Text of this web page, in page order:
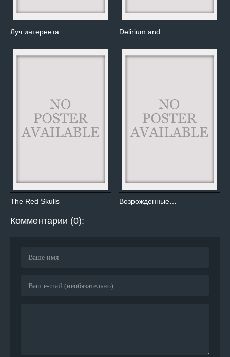
Луч интернета Delirium and…
The Red Skulls Возрожденные…
Комментарии (0):